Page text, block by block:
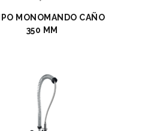
MONOMANDO CAÑO
350 MM